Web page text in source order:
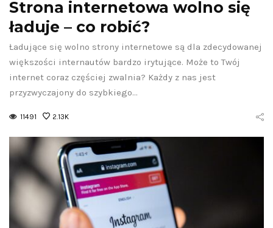
Strona internetowa wolno się
ładuje – co robić?
Ładujące się wolno strony internetowe są dla zdecydowanej
większości internautów bardzo irytujące. Może to Twój
internet coraz częściej zwalnia? Każdy z nas jest
przyzwyczajony do szybkiego…
11491 2.13K